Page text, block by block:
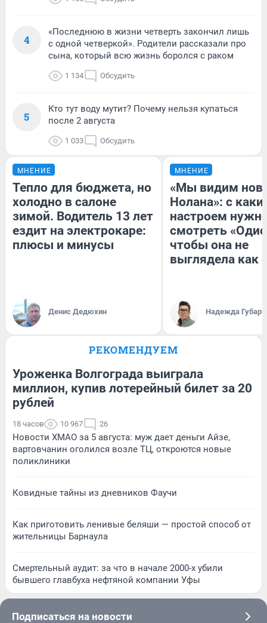
4
«Последнюю в жизни четверть закончил лишь
с одной четверкой». Родители рассказали про
сына, который всю жизнь боролся с раком
1 134 Обсудить
5
Кто тут воду мутит? Почему нельзя купаться
после 2 августа
1 033 Обсудить
МНЕНИЕ
Тепло для бюджета, но
холодно в салоне
зимой. Водитель 13 лет
ездит на электрокаре:
плюсы и минусы
Денис Дедюхин
МНЕНИЕ
«Мы видим
Нолана»: с
настроем
смотреть
чтобы она не
выглядела как
Надежда Губарь
РЕКОМЕНДУЕМ
Уроженка Волгограда выиграла
миллион, купив лотерейный билет за 20
рублей
18 часов 10 967 26
Новости ХМАО за 5 августа: муж дает деньги Айзе,
вартовчанин оголился возле ТЦ, откроются новые
поликлиники
Ковидные тайны из дневников Фаучи
Как приготовить ленивые беляши — простой способ от
жительницы Барнаула
Смертельный аудит: за что в начале 2000-х убили
бывшего главбуха нефтяной компании Уфы
Подписаться на новости